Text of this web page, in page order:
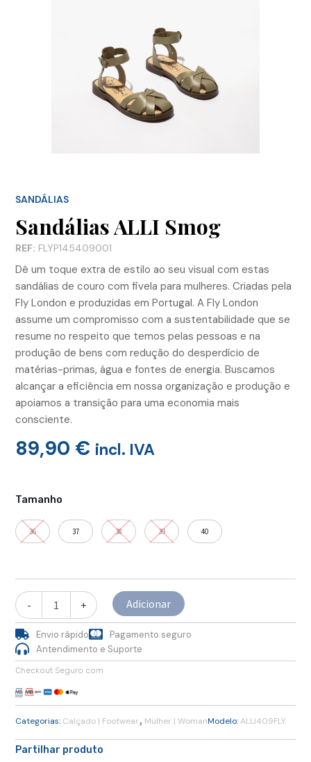
SANDÁLIAS
Sandálias ALLI Smog
REF: FLYP145409001
Dê um toque extra de estilo ao seu visual com estas
sandálias de couro com fivela para mulheres. Criadas pela
Fly London e produzidas em Portugal. A Fly London
assume um compromisso com a sustentabilidade que se
resume no respeito que temos pelas pessoas e na
produção de bens com redução do desperdício de
matérias-primas, água e fontes de energia. Buscamos
alcançar a eficiência em nossa organização e produção e
apoiamos a transição para uma economia mais
consciente.
89,90 € incl. IVA
Tamanho
36 37 38 39 40
-
de
ALLI
Smog
+ Adicionar
Envio rápido
Pagamento seguro
Antendimento e Suporte
Checkout Seguro com
Categorias: Calçado | Footwear, Mulher | WomanModelo:ALLI409FLY
Partilhar produto